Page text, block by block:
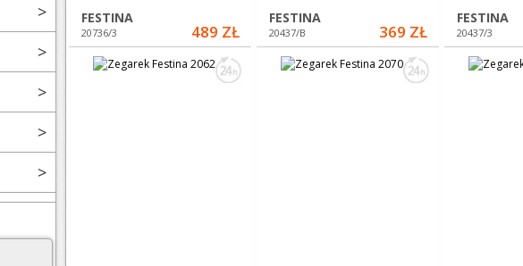
>
>
>
>
>
FESTINA
489 ZŁ
20736/3
FESTINA
369 ZŁ
20437/B
FESTINA
20437/3